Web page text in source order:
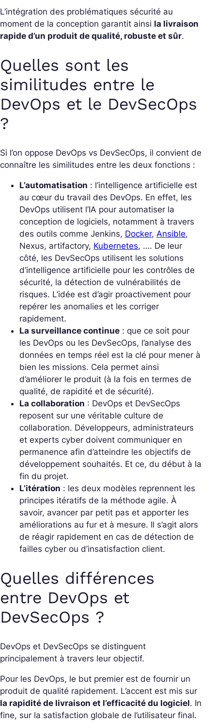
L’intégration des problématiques sécurité au
moment de la conception garantit ainsi la livraison
rapide d’un produit de qualité, robuste et sûr.
Quelles sont les
similitudes entre le
DevOps et le DevSecOps
?
Si l’on oppose DevOps vs DevSecOps, il convient de
connaître les similitudes entre les deux fonctions :
L’automatisation : l’intelligence artificielle est
au cœur du travail des DevOps. En effet, les
DevOps utilisent l’IA pour automatiser la
conception de logiciels, notamment à travers
des outils comme Jenkins, Docker, Ansible,
Nexus, artifactory, Kubernetes, …. De leur
côté, les DevSecOps utilisent les solutions
d’intelligence artificielle pour les contrôles de
sécurité, la détection de vulnérabilités de
risques. L’idée est d’agir proactivement pour
repérer les anomalies et les corriger
rapidement.
La surveillance continue : que ce soit pour
les DevOps ou les DevSecOps, l’analyse des
données en temps réel est la clé pour mener à
bien les missions. Cela permet ainsi
d’améliorer le produit (à la fois en termes de
qualité, de rapidité et de sécurité).
La collaboration : DevOps et DevSecOps
reposent sur une véritable culture de
collaboration. Développeurs, administrateurs
et experts cyber doivent communiquer en
permanence afin d’atteindre les objectifs de
développement souhaités. Et ce, du début à la
fin du projet.
L’itération : les deux modèles reprennent les
principes itératifs de la méthode agile. À
savoir, avancer par petit pas et apporter les
améliorations au fur et à mesure. Il s’agit alors
de réagir rapidement en cas de détection de
failles cyber ou d’insatisfaction client.
Quelles différences
entre DevOps et
DevSecOps ?
DevOps et DevSecOps se distinguent
principalement à travers leur objectif.
Pour les DevOps, le but premier est de fournir un
produit de qualité rapidement. L’accent est mis sur
la rapidité de livraison et l’efficacité du logiciel. In
fine, sur la satisfaction globale de l’utilisateur final.